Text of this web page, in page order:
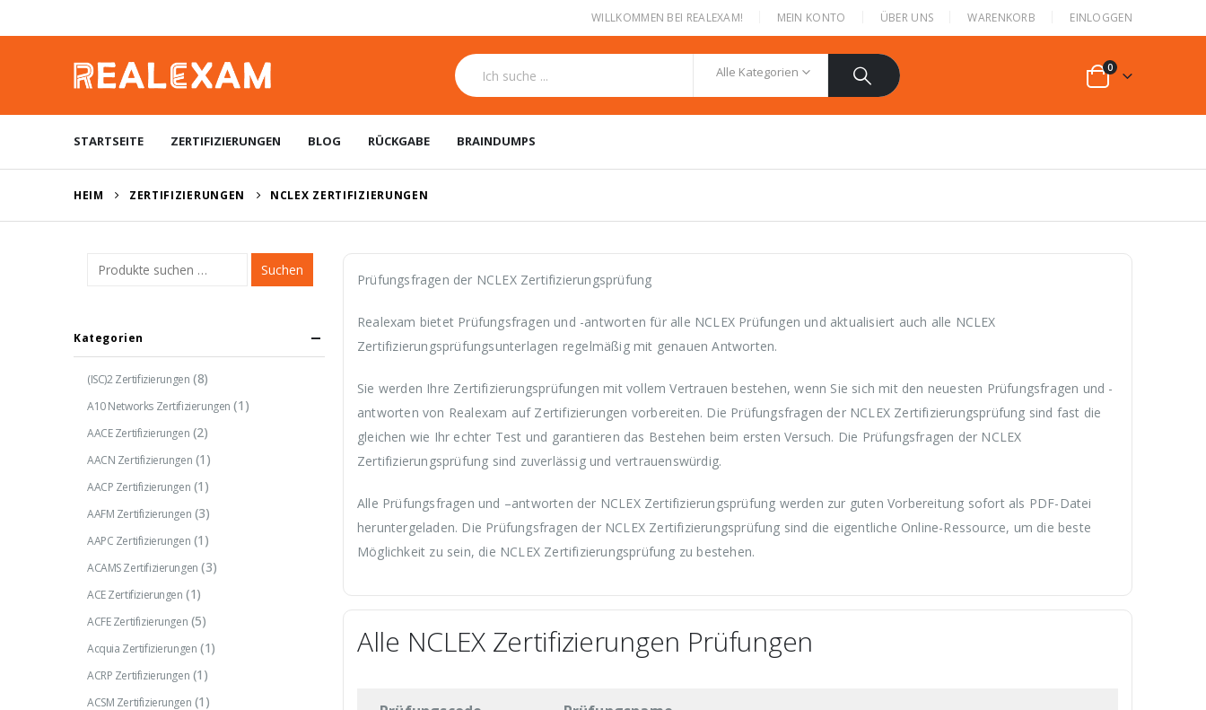
WILLKOMMEN BEI REALEXAM! MEIN KONTO ÜBER UNS WARENKORB EINLOGGEN
Alle Kategorien 0
STARTSEITE ZERTIFIZIERUNGEN BLOG RÜCKGABE BRAINDUMPS
HEIM ZERTIFIZIERUNGEN NCLEX ZERTIFIZIERUNGEN
Prüfungsfragen der NCLEX Zertifizierungsprüfung
Realexam bietet Prüfungsfragen und -antworten für alle NCLEX Prüfungen und aktualisiert auch alle NCLEX
Zertifizierungsprüfungsunterlagen regelmäßig mit genauen Antworten.
Sie werden Ihre Zertifizierungsprüfungen mit vollem Vertrauen bestehen, wenn Sie sich mit den neuesten Prüfungsfragen und -
antworten von Realexam auf Zertifizierungen vorbereiten. Die Prüfungsfragen der NCLEX Zertifizierungsprüfung sind fast die
gleichen wie Ihr echter Test und garantieren das Bestehen beim ersten Versuch. Die Prüfungsfragen der NCLEX
Zertifizierungsprüfung sind zuverlässig und vertrauenswürdig.
Alle Prüfungsfragen und –antworten der NCLEX Zertifizierungsprüfung werden zur guten Vorbereitung sofort als PDF-Datei
heruntergeladen. Die Prüfungsfragen der NCLEX Zertifizierungsprüfung sind die eigentliche Online-Ressource, um die beste
Möglichkeit zu sein, die NCLEX Zertifizierungsprüfung zu bestehen.
Alle NCLEX Zertifizierungen Prüfungen
Suchen
Kategorien
(ISC)2 Zertifizierungen (8)
A10 Networks Zertifizierungen (1)
AACE Zertifizierungen (2)
AACN Zertifizierungen (1)
AACP Zertifizierungen (1)
AAFM Zertifizierungen (3)
AAPC Zertifizierungen (1)
ACAMS Zertifizierungen (3)
ACE Zertifizierungen (1)
ACFE Zertifizierungen (5)
Acquia Zertifizierungen (1)
ACRP Zertifizierungen (1)
ACSM Zertifizierungen (1)